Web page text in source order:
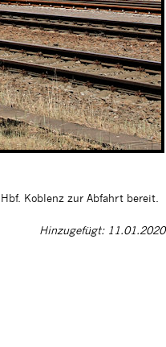
Koblenz zur Abfahrt bereit.
Hinzugefügt: 11.01.2020